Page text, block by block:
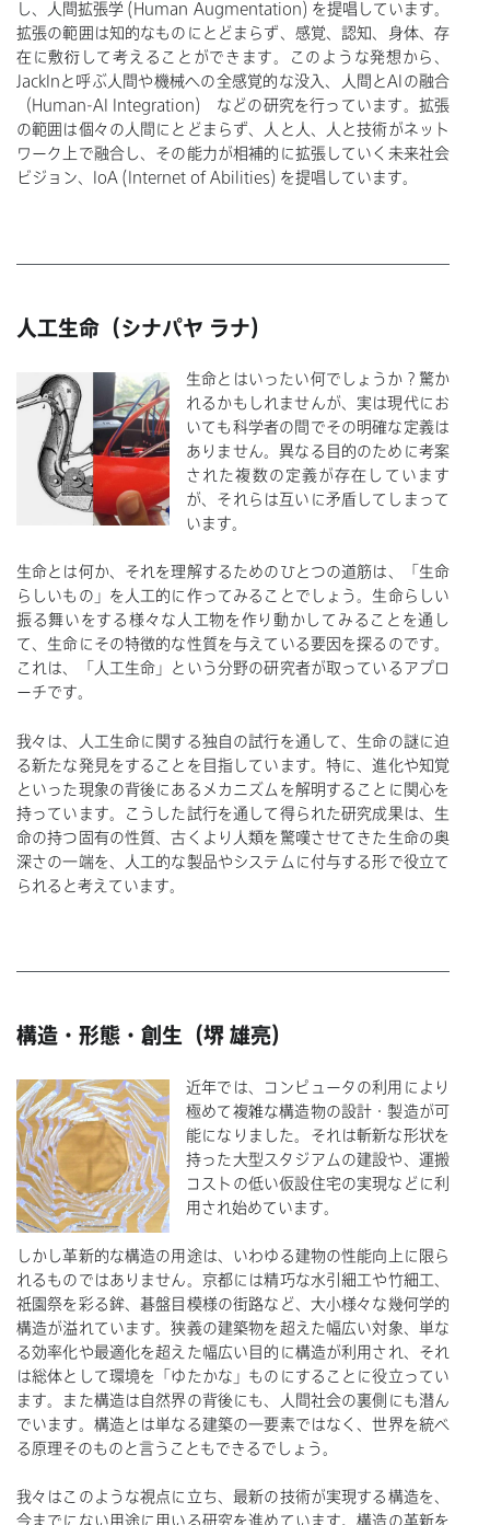
し、人間拡張学 (Human Augmentation) を提唱しています。
拡張の範囲は知的なものにとどまらず、感覚、認知、身体、存
在に敷衍して考えることができます。このような発想から、
JackInと呼ぶ人間や機械への全感覚的な没入、人間とAIの融合
（Human-AI Integration) などの研究を行っています。拡張
の範囲は個々の人間にとどまらず、人と人、人と技術がネット
ワーク上で融合し、その能力が相補的に拡張していく未来社会
ビジョン、IoA (Internet of Abilities) を提唱しています。
人工生命（シナパヤ ラナ）
生命とはいったい何でしょうか？驚か
れるかもしれませんが、実は現代にお
いても科学者の間でその明確な定義は
ありません。異なる目的のために考案
された複数の定義が存在しています
が、それらは互いに矛盾してしまって
います。
生命とは何か、それを理解するためのひとつの道筋は、「生命
らしいもの」を人工的に作ってみることでしょう。生命らしい
振る舞いをする様々な人工物を作り動かしてみることを通し
て、生命にその特徴的な性質を与えている要因を探るのです。
これは、「人工生命」という分野の研究者が取っているアプロ
ーチです。
我々は、人工生命に関する独自の試行を通して、生命の謎に迫
る新たな発見をすることを目指しています。特に、進化や知覚
といった現象の背後にあるメカニズムを解明することに関心を
持っています。こうした試行を通して得られた研究成果は、生
命の持つ固有の性質、古くより人類を驚嘆させてきた生命の奥
深さの一端を、人工的な製品やシステムに付与する形で役立て
られると考えています。
構造・形態・創生（堺 雄亮）
近年では、コンピュータの利用により
極めて複雑な構造物の設計・製造が可
能になりました。それは斬新な形状を
持った大型スタジアムの建設や、運搬
コストの低い仮設住宅の実現などに利
用され始めています。
しかし革新的な構造の用途は、いわゆる建物の性能向上に限ら
れるものではありません。京都には精巧な水引細工や竹細工、
祇園祭を彩る鉾、碁盤目模様の街路など、大小様々な幾何学的
構造が溢れています。狭義の建築物を超えた幅広い対象、単な
る効率化や最適化を超えた幅広い目的に構造が利用され、それ
は総体として環境を「ゆたかな」ものにすることに役立ってい
ます。また構造は自然界の背後にも、人間社会の裏側にも潜ん
でいます。構造とは単なる建築の一要素ではなく、世界を統べ
る原理そのものと言うこともできるでしょう。
我々はこのような視点に立ち、最新の技術が実現する構造を、
今までにない用途に用いる研究を進めています。構造の革新を